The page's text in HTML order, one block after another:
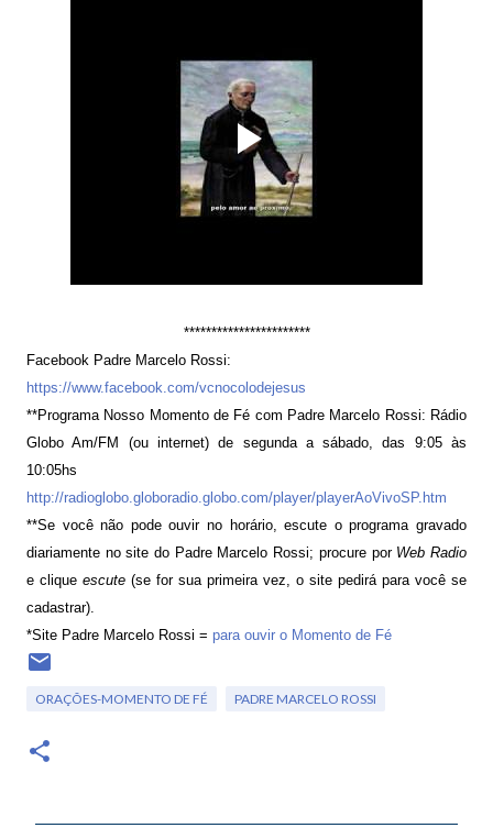
***********************
Facebook Padre Marcelo Rossi:
https://www.facebook.com/vcnocolodejesus
**Programa Nosso Momento de Fé com Padre Marcelo Rossi: Rádio
Globo Am/FM (ou internet) de segunda a sábado, das 9:05 às
10:05hs
http://radioglobo.globoradio.globo.com/player/playerAoVivoSP.htm
**Se você não pode ouvir no horário, escute o programa gravado
diariamente no site do Padre Marcelo Rossi; procure por Web Radio
e clique escute (se for sua primeira vez, o site pedirá para você se
cadastrar).
*Site Padre Marcelo Rossi = para ouvir o Momento de Fé
ORAÇÕES-MOMENTO DE FÉ PADRE MARCELO ROSSI